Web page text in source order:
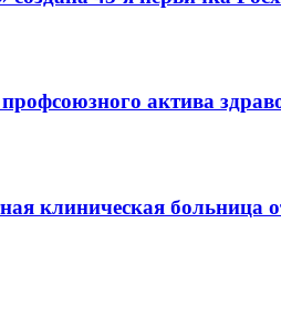
актива
клиническая больница